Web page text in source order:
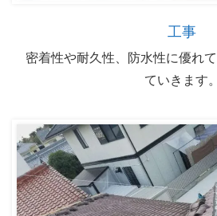
工事
密着性や耐久性、防水性に優れ
ていきます。